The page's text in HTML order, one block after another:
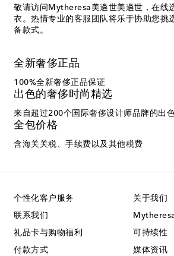
敬请访问Mytheresa美遴世美遴世，在线
衣。热情专业的客服团队将乐于协助您挑
备款式。
全新奢侈正品
100%全新奢侈正品保证
出色的奢侈时尚精选
来自超过200个国际奢侈设计师品牌的出
全包价格
含海关关税、手续费以及其他税费
个性化客户服务
联系我们
礼品卡与购物福利
付款方式
关于我们
可持续性
媒体资讯